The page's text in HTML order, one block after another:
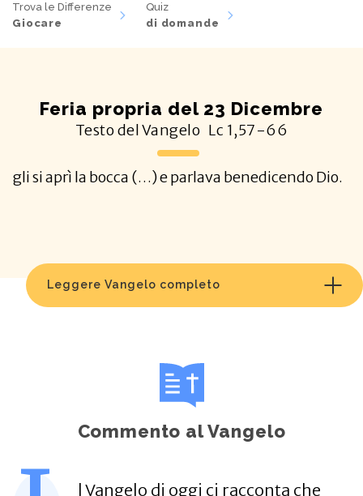
Trova le Differenze
Giocare
Quiz
di domande
Feria propria del 23 Dicembre
Testo del Vangelo Lc 1,57-66
gli si aprì la bocca (…) e parlava benedicendo Dio.
Leggere Vangelo completo
Commento al Vangelo
l Vangelo di oggi ci racconta che